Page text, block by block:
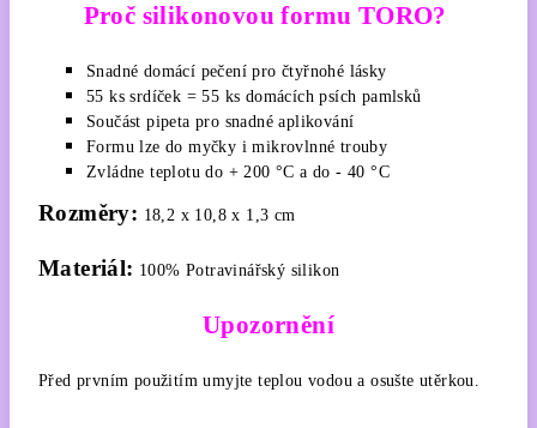
Proč silikonovou formu TORO?
Snadné domácí pečení pro čtyřnohé lásky
55 ks srdíček = 55 ks domácích psích pamlsků
Součást pipeta pro snadné aplikování
Formu lze do myčky i mikrovlnné trouby
Zvládne teplotu do + 200 °C a do - 40 °C
Rozměry: 18,2 x 10,8 x 1,3 cm
Materiál: 100% Potravinářský silikon
Upozornění
Před prvním použitím umyjte teplou vodou a osušte utěrkou.